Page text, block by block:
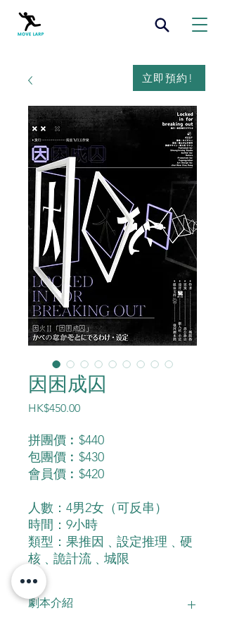
⁠因困成囚
HK$450.00價
拼團價︰$440
包團價︰$430
會員價︰$420
人數：4男2女（可反串）
時間：9小時
類型：果推因﹑設定推理﹑硬
核﹑詭計流﹑城限
劇本介紹
立即預約!